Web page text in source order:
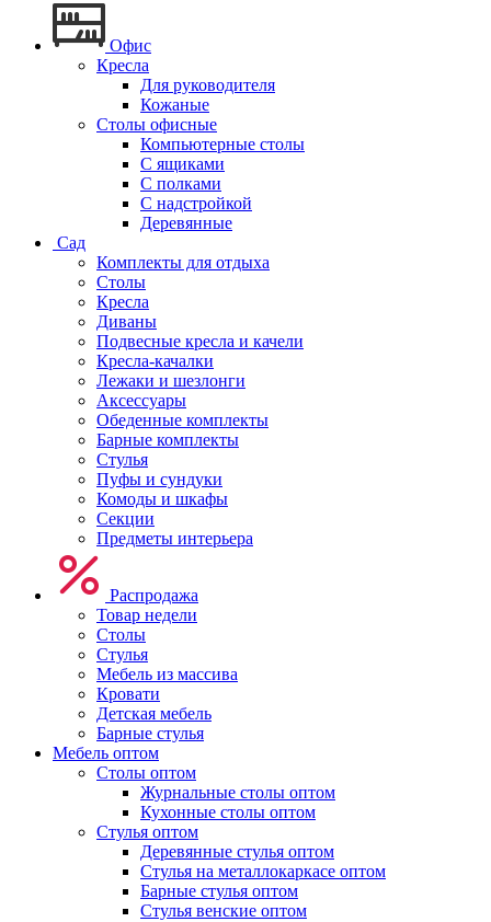
Офис
Кресла
Для руководителя
Кожаные
Столы офисные
Компьютерные столы
С ящиками
С полками
С надстройкой
Деревянные
Сад
Комплекты для отдыха
Столы
Кресла
Диваны
Подвесные кресла и качели
Кресла-качалки
Лежаки и шезлонги
Аксессуары
Обеденные комплекты
Барные комплекты
Стулья
Пуфы и сундуки
Комоды и шкафы
Секции
Предметы интерьера
Распродажа
Товар недели
Столы
Стулья
Мебель из массива
Кровати
Детская мебель
Барные стулья
Мебель оптом
Столы оптом
Журнальные столы оптом
Кухонные столы оптом
Стулья оптом
Деревянные стулья оптом
Стулья на металлокаркасе оптом
Барные стулья оптом
Стулья венские оптом